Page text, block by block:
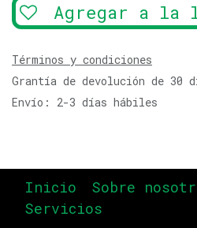
Agregar a la
Términos y condiciones
Grantía de devolución de 30
Envío: 2-3 días hábiles
Inicio Sobre
Servicios